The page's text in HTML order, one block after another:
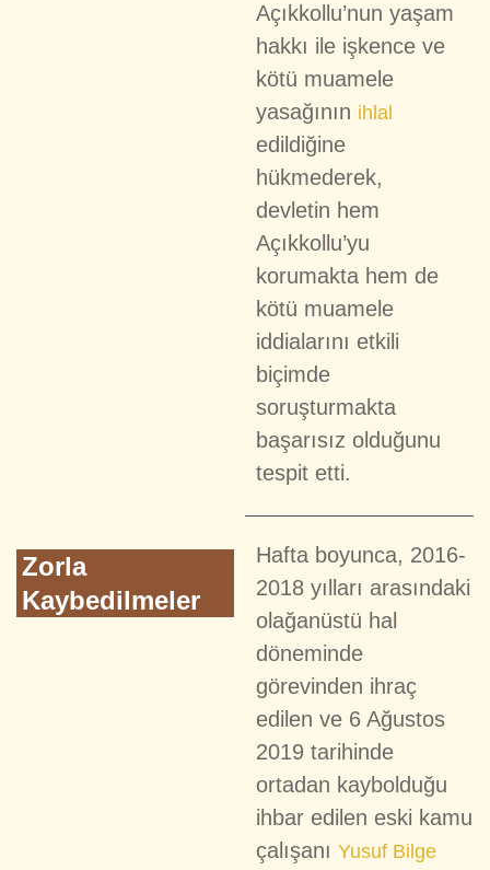
Açıkkollu’nun yaşam
hakkı ile işkence ve
kötü muamele
yasağının ihlal
edildiğine
hükmederek,
devletin hem
Açıkkollu’yu
korumakta hem de
kötü muamele
iddialarını etkili
biçimde
soruşturmakta
başarısız olduğunu
tespit etti.
Zorla
Kaybedilmeler
Hafta boyunca, 2016-
2018 yılları arasındaki
olağanüstü hal
döneminde
görevinden ihraç
edilen ve 6 Ağustos
2019 tarihinde
ortadan kaybolduğu
ihbar edilen eski kamu
çalışanı Yusuf Bilge